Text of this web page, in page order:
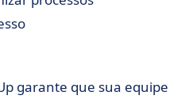
garante que sua equipe